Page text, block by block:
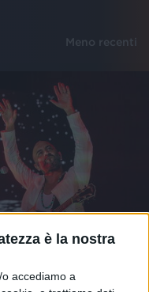
è la nostra
accediamo a
Meno recenti